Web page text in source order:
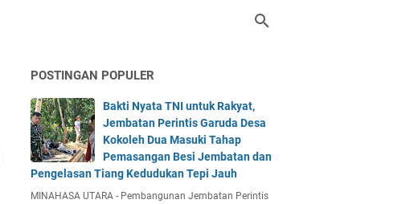
POSTINGAN POPULER
Bakti Nyata TNI untuk Rakyat,
Jembatan Perintis Garuda Desa
Kokoleh Dua Masuki Tahap
Pemasangan Besi Jembatan dan
Pengelasan Tiang Kedudukan Tepi Jauh
MINAHASA UTARA - Pembangunan Jembatan Perintis